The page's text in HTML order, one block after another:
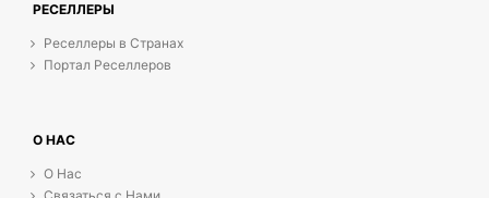
РЕСЕЛЛЕРЫ
Реселлеры в Странах
Портал Реселлеров
О НАС
О Нас